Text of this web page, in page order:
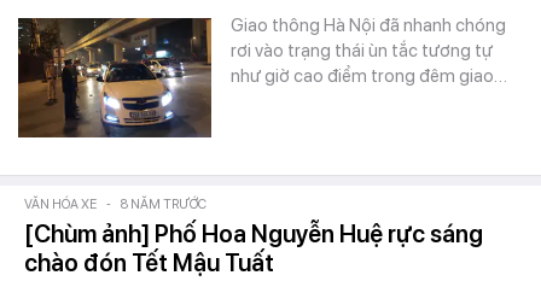
Giao thông Hà Nội đã nhanh chóng
rơi vào trạng thái ùn tắc tương tự
như giờ cao điểm trong đêm giao…
VĂN HÓA XE - 8 NĂM TRƯỚC
[Chùm ảnh] Phố Hoa Nguyễn Huệ rực sáng
chào đón Tết Mậu Tuất